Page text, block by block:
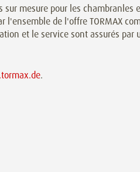
sur mesure pour les
l'ensemble de l'offre TORMAX
et le service sont assurés par
.